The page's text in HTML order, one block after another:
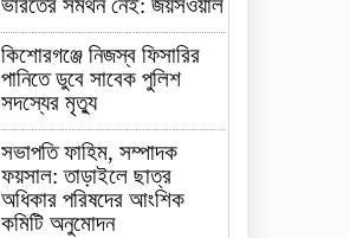
ভারতের সমর্থন নেই: জয়সওয়াল
কিশোরগঞ্জে নিজস্ব ফিসারির
পানিতে ডুবে সাবেক পুলিশ
সদস্যের মৃত্যু
সভাপতি ফাহিম, সম্পাদক
ফয়সাল: তাড়াইলে ছাত্র
অধিকার পরিষদের আংশিক
কমিটি অনুমোদন